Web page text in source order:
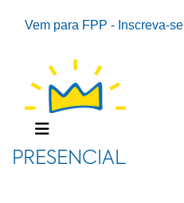
Vem para FPP - Inscreva-se
PRESENCIAL